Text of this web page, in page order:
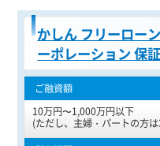
かしん フリーロー
ーポレーション 保
10万円〜1,000万円以下
(ただし、主婦・パートの方